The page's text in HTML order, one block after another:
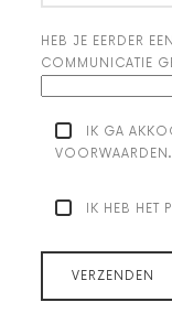
HEB JE EERDER
COMMUNICATIE
IK GA
VOORWAARDEN.
IK HEB HET